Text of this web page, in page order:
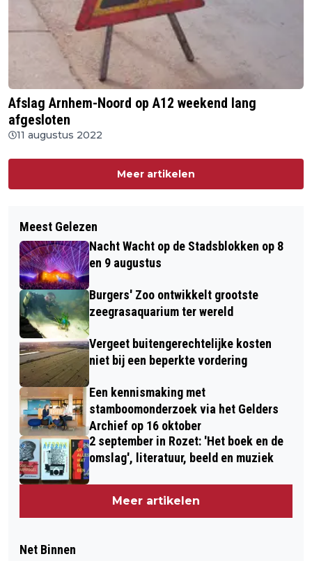
Afslag Arnhem-Noord op A12 weekend lang
afgesloten
11 augustus 2022
Meer artikelen
Meest Gelezen
Nacht Wacht op de Stadsblokken op 8
en 9 augustus
Burgers' Zoo ontwikkelt grootste
zeegrasaquarium ter wereld
Vergeet buitengerechtelijke kosten
niet bij een beperkte vordering
Een kennismaking met
stamboomonderzoek via het Gelders
Archief op 16 oktober
2 september in Rozet: 'Het boek en de
omslag', literatuur, beeld en muziek
Meer artikelen
Net Binnen